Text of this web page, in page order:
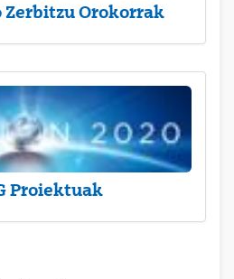
Orokorrak
Proiektuak